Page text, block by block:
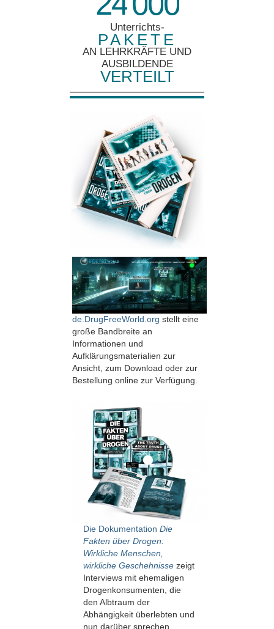
Unterrichts-
PAKETE
AN LEHRKRÄFTE UND
AUSBILDENDE
VERTEILT
de.DrugFreeWorld.org stellt eine
große Band­breite an
Informationen und
Aufklärungsmaterialien zur
Ansicht, zum Download oder zur
Bestellung online zur Verfügung.
Die Dokumentation Die
Fakten über Drogen:
Wirkliche Menschen,
wirkliche Geschehnissezeigt
Interviews mit ehemaligen
Drogenkonsumenten, die
den Albtraum der
Abhängigkeit überlebten und
nun darüber sprechen,